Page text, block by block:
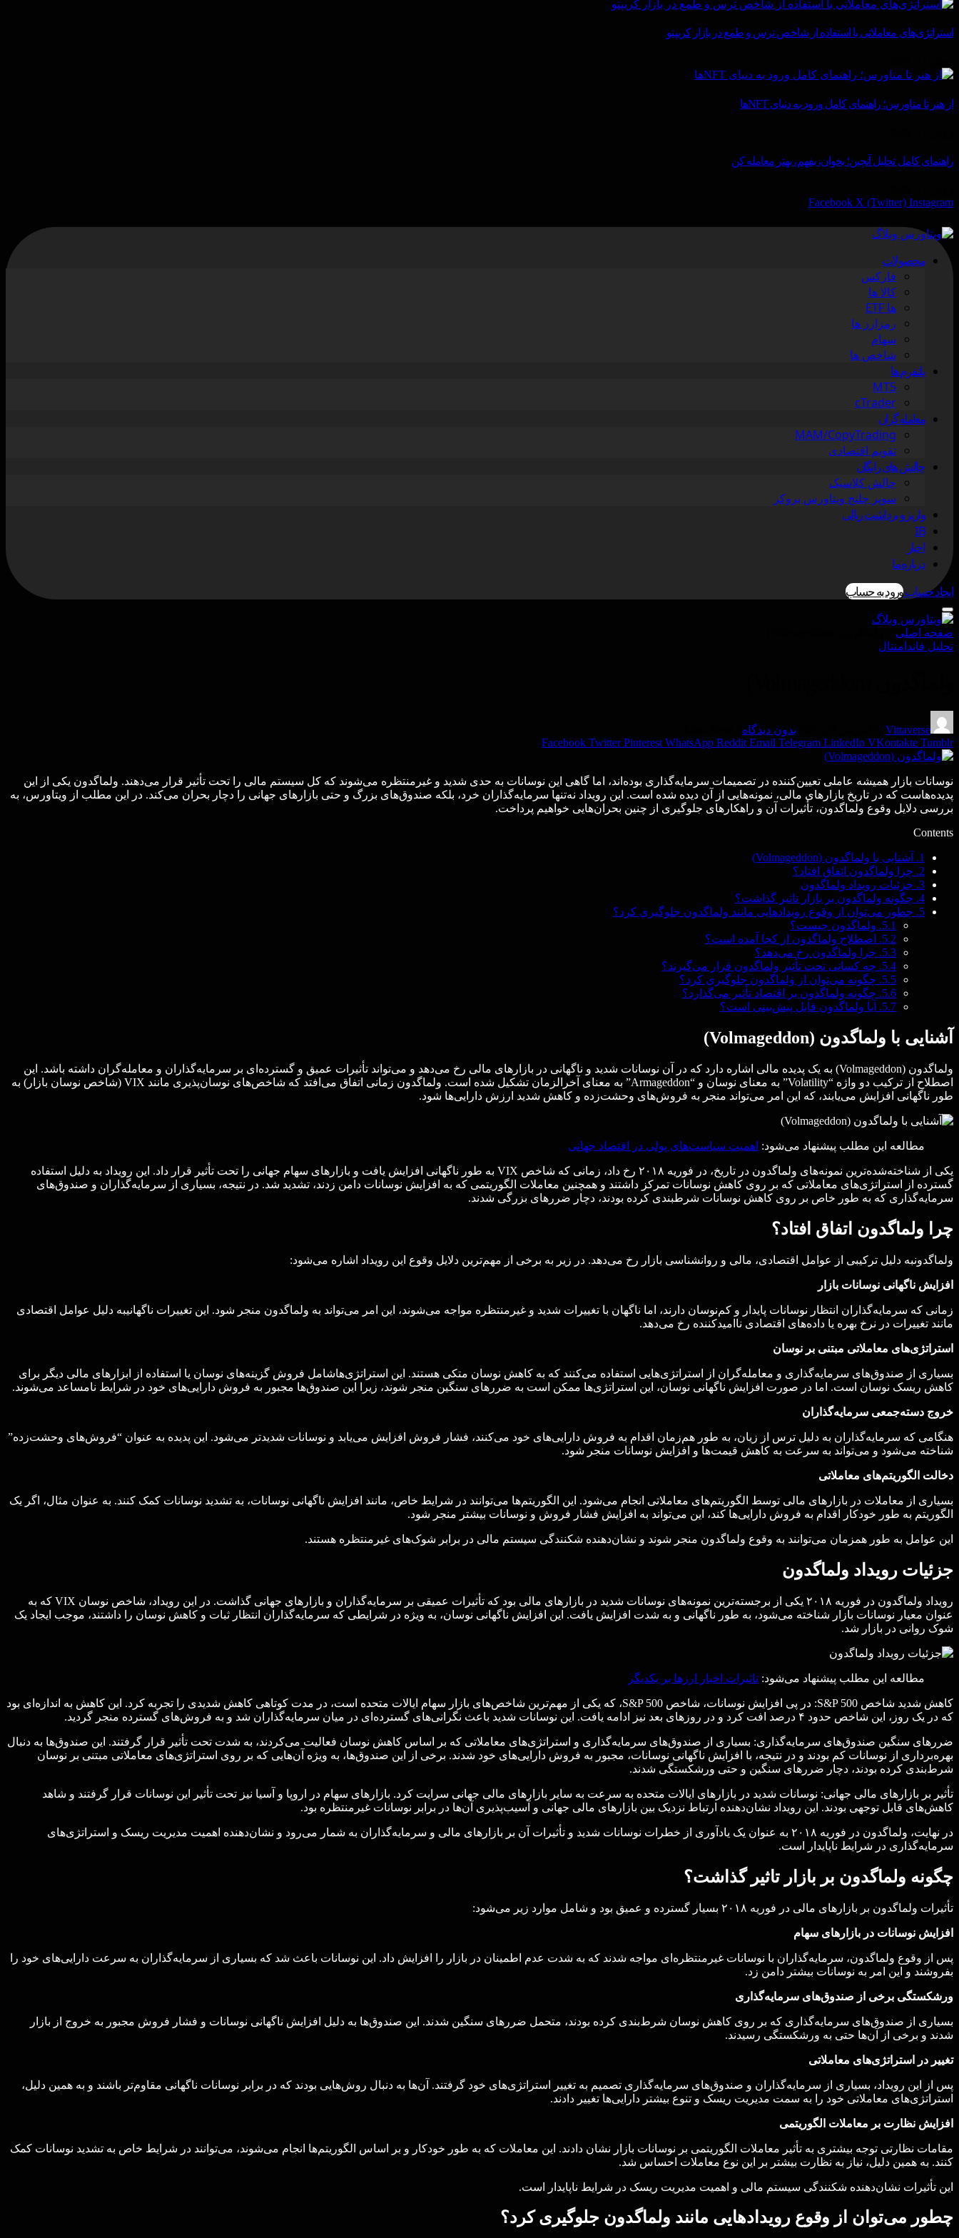
استراتژی‌های معاملاتی با استفاده از شاخص ترس و طمع در بازار کریپتو
از هنر تا متاورس؛ راهنمای کامل ورود به دنیای NFTها
راهنمای کامل تحلیل آنچین؛ بخوان، بفهم، بهتر معامله کن
Facebook X (Twitter) Instagram
محصولات
فارکس
کالا ها
ها ETF
رمزارز ها
سهام
شاخص ها
پلتفرم ها
MT5
cTrader
معامله گران
MAM/CopyTrading
تقویم اقتصادی
چالش های رایگان
چالش کلاسیک
سوپر چلنج ویتاورس بروکر
واریز و برداشت ریالی
IB
اخبار
درباره ما
ایجاد حسابورود به حساب
صفحه اصلی
تحليل فاندامنتال
Vittaverse بدون دیدگاه
Facebook Twitter Pinterest WhatsApp Reddit Email Telegram LinkedIn VKontakte Tumblr
نوسانات بازار همیشه عاملی تعیین‌کننده در تصمیمات سرمایه‌گذاری بوده‌اند، اما گاهی این نوسانات به حدی شدید و غیرمنتظره می‌شوند که کل سیستم مالی را تحت تأثیر قرار می‌دهند. ولماگدون یکی از این
پدیده‌هاست که در تاریخ بازارهای مالی، نمونه‌هایی از آن دیده شده است. این رویداد نه‌تنها سرمایه‌گذاران خرد، بلکه صندوق‌های بزرگ و حتی بازارهای جهانی را دچار بحران می‌کند. در این مطلب از ویتاورس، به
بررسی دلایل وقوع ولماگدون، تأثیرات آن و راهکارهای جلوگیری از چنین بحران‌هایی خواهیم پرداخت.
Contents
1.
آشنایی با ولماگدون (Volmageddon)
2. چرا ولماگدون اتفاق افتاد؟
3. جزئیات رویداد ولماگدون
4. چگونه ولماگدون بر بازار تاثیر گذاشت؟
5. چطور می‌توان از وقوع رویدادهایی مانند ولماگدون جلوگیری کرد؟
5.1. ولماگدون چیست؟
5.2.
اصطلاح ولماگدون از کجا آمده است؟
5.3. چرا ولماگدون رخ می‌دهد؟
5.4. چه کسانی تحت تأثیر ولماگدون قرار می‌گیرند؟
5.5. چگونه می‌توان از ولماگدون جلوگیری کرد؟
5.6. چگونه ولماگدون بر اقتصاد تأثیر می‌گذارد؟
5.7.
آیا ولماگدون قابل پیش‌بینی است؟
آشنایی با ولماگدون (Volmageddon)
ولماگدون (Volmageddon) به یک پدیده مالی اشاره دارد که در آن نوسانات شدید و ناگهانی در بازارهای مالی رخ می‌دهد و می‌تواند تأثیرات عمیق و گسترده‌ای بر سرمایه‌گذاران و معامله‌گران داشته باشد. این
اصطلاح از ترکیب دو واژه “Volatility” به معنای نوسان و “Armageddon” به معنای آخرالزمان تشکیل شده است. ولماگدون زمانی اتفاق می‌افتد که شاخص‌های نوسان‌پذیری مانند VIX (شاخص نوسان بازار) به
طور ناگهانی افزایش می‌یابند، که این امر می‌تواند منجر به فروش‌های وحشت‌زده و کاهش شدید ارزش دارایی‌ها شود.
مطالعه این مطلب پیشنهاد می‌شود: اهمیت سیاست‌های پولی در اقتصاد جهانی
یکی از شناخته‌شده‌ترین نمونه‌های ولماگدون در تاریخ، در فوریه ۲۰۱۸ رخ داد، زمانی که شاخص VIX به طور ناگهانی افزایش یافت و بازارهای سهام جهانی را تحت تأثیر قرار داد. این رویداد به دلیل استفاده
گسترده از استراتژی‌های معاملاتی که بر روی کاهش نوسانات تمرکز داشتند و همچنین معاملات الگوریتمی که به افزایش نوسانات دامن زدند، تشدید شد. در نتیجه، بسیاری از سرمایه‌گذاران و صندوق‌های
سرمایه‌گذاری که به طور خاص بر روی کاهش نوسانات شرطبندی کرده بودند، دچار ضررهای بزرگی شدند.
چرا ولماگدون اتفاق افتاد؟
ولماگدونبه دلیل ترکیبی از عوامل اقتصادی، مالی و روانشناسی بازار رخ می‌دهد. در زیر به برخی از مهم‌ترین دلایل وقوع این رویداد اشاره می‌شود:
افزایش ناگهانی نوسانات بازار
زمانی که سرمایه‌گذاران انتظار نوسانات پایدار و کم‌نوسان دارند، اما ناگهان با تغییرات شدید و غیرمنتظره مواجه می‌شوند، این امر می‌تواند به ولماگدون منجر شود. این تغییرات ناگهانیبه دلیل عوامل اقتصادی
مانند تغییرات در نرخ بهره یا داده‌های اقتصادی ناامیدکننده رخ می‌دهد.
استراتژی‌های معاملاتی مبتنی بر نوسان
بسیاری از صندوق‌های سرمایه‌گذاری و معامله‌گران از استراتژی‌هایی استفاده می‌کنند که به کاهش نوسان متکی هستند. این استراتژی‌هاشامل فروش گزینه‌های نوسان یا استفاده از ابزارهای مالی دیگر برای
کاهش ریسک نوسان است. اما در صورت افزایش ناگهانی نوسان، این استراتژی‌ها ممکن است به ضررهای سنگین منجر شوند، زیرا این صندوق‌ها مجبور به فروش دارایی‌های خود در شرایط نامساعد می‌شوند.
خروج دسته‌جمعی سرمایه‌گذاران
هنگامی که سرمایه‌گذاران به دلیل ترس از زیان، به طور هم‌زمان اقدام به فروش دارایی‌های خود می‌کنند، فشار فروش افزایش می‌یابد و نوسانات شدیدتر می‌شود. این پدیده به عنوان “فروش‌های وحشت‌زده”
شناخته می‌شود و می‌تواند به سرعت به کاهش قیمت‌ها و افزایش نوسانات منجر شود.
دخالت الگوریتم‌های معاملاتی
بسیاری از معاملات در بازارهای مالی توسط الگوریتم‌های معاملاتی انجام می‌شود. این الگوریتم‌ها می‌توانند در شرایط خاص، مانند افزایش ناگهانی نوسانات، به تشدید نوسانات کمک کنند. به عنوان مثال، اگر یک
الگوریتم به طور خودکار اقدام به فروش دارایی‌ها کند، این می‌تواند به افزایش فشار فروش و نوسانات بیشتر منجر شود.
این عوامل به طور همزمان می‌توانند به وقوع ولماگدون منجر شوند و نشان‌دهنده شکنندگی سیستم مالی در برابر شوک‌های غیرمنتظره هستند.
جزئیات رویداد ولماگدون
رویداد ولماگدون در فوریه ۲۰۱۸ یکی از برجسته‌ترین نمونه‌های نوسانات شدید در بازارهای مالی بود که تأثیرات عمیقی بر سرمایه‌گذاران و بازارهای جهانی گذاشت. در این رویداد، شاخص نوسان VIX که به
عنوان معیار نوسانات بازار شناخته می‌شود، به طور ناگهانی و به شدت افزایش یافت. این افزایش ناگهانی نوسان، به ویژه در شرایطی که سرمایه‌گذاران انتظار ثبات و کاهش نوسان را داشتند، موجب ایجاد یک
شوک روانی در بازار شد.
مطالعه این مطلب پیشنهاد می‌شود: تاثیرات اخبار ارزها بر یکدیگر
کاهش شدید شاخص S&P 500: در پی افزایش نوسانات، شاخص S&P 500، که یکی از مهم‌ترین شاخص‌های بازار سهام ایالات متحده است، در مدت کوتاهی کاهش شدیدی را تجربه کرد. این کاهش به اندازه‌ای بود
که در یک روز، این شاخص حدود ۴ درصد افت کرد و در روزهای بعد نیز ادامه یافت. این نوسانات شدید باعث نگرانی‌های گسترده‌ای در میان سرمایه‌گذاران شد و به فروش‌های گسترده منجر گردید.
ضررهای سنگین صندوق‌های سرمایه‌گذاری: بسیاری از صندوق‌های سرمایه‌گذاری و استراتژی‌های معاملاتی که بر اساس کاهش نوسان فعالیت می‌کردند، به شدت تحت تأثیر قرار گرفتند. این صندوق‌ها به دنبال
بهره‌برداری از نوسانات کم بودند و در نتیجه، با افزایش ناگهانی نوسانات، مجبور به فروش دارایی‌های خود شدند. برخی از این صندوق‌ها، به ویژه آن‌هایی که بر روی استراتژی‌های معاملاتی مبتنی بر نوسان
شرط‌بندی کرده بودند، دچار ضررهای سنگین و حتی ورشکستگی شدند.
تأثیر بر بازارهای مالی جهانی: نوسانات شدید در بازارهای ایالات متحده به سرعت به سایر بازارهای مالی جهانی سرایت کرد. بازارهای سهام در اروپا و آسیا نیز تحت تأثیر این نوسانات قرار گرفتند و شاهد
کاهش‌های قابل توجهی بودند. این رویداد نشان‌دهنده ارتباط نزدیک بین بازارهای مالی جهانی و آسیب‌پذیری آن‌ها در برابر نوسانات غیرمنتظره بود.
در نهایت، ولماگدون در فوریه ۲۰۱۸ به عنوان یک یادآوری از خطرات نوسانات شدید و تأثیرات آن بر بازارهای مالی و سرمایه‌گذاران به شمار می‌رود و نشان‌دهنده اهمیت مدیریت ریسک و استراتژی‌های
سرمایه‌گذاری در شرایط ناپایدار است.
چگونه ولماگدون بر بازار تاثیر گذاشت؟
تأثیرات ولماگدون بر بازارهای مالی در فوریه ۲۰۱۸ بسیار گسترده و عمیق بود و شامل موارد زیر می‌شود:
افزایش نوسانات در بازارهای سهام
پس از وقوع ولماگدون، سرمایه‌گذاران با نوسانات غیرمنتظره‌ای مواجه شدند که به شدت عدم اطمینان در بازار را افزایش داد. این نوسانات باعث شد که بسیاری از سرمایه‌گذاران به سرعت دارایی‌های خود را
بفروشند و این امر به نوسانات بیشتر دامن زد.
ورشکستگی برخی از صندوق‌های سرمایه‌گذاری
بسیاری از صندوق‌های سرمایه‌گذاری که بر روی کاهش نوسان شرط‌بندی کرده بودند، متحمل ضررهای سنگین شدند. این صندوق‌ها به دلیل افزایش ناگهانی نوسانات و فشار فروش مجبور به خروج از بازار
شدند و برخی از آن‌ها حتی به ورشکستگی رسیدند.
تغییر در استراتژی‌های معاملاتی
پس از این رویداد، بسیاری از سرمایه‌گذاران و صندوق‌های سرمایه‌گذاری تصمیم به تغییر استراتژی‌های خود گرفتند. آن‌ها به دنبال روش‌هایی بودند که در برابر نوسانات ناگهانی مقاوم‌تر باشند و به همین دلیل،
استراتژی‌های معاملاتی خود را به سمت مدیریت ریسک و تنوع بیشتر دارایی‌ها تغییر دادند.
افزایش نظارت بر معاملات الگوریتمی
مقامات نظارتی توجه بیشتری به تأثیر معاملات الگوریتمی بر نوسانات بازار نشان دادند. این معاملات که به طور خودکار و بر اساس الگوریتم‌ها انجام می‌شوند، می‌توانند در شرایط خاص به تشدید نوسانات کمک
کنند. به همین دلیل، نیاز به نظارت بیشتر بر این نوع معاملات احساس شد.
این تأثیرات نشان‌دهنده شکنندگی سیستم مالی و اهمیت مدیریت ریسک در شرایط ناپایدار است.
چطور می‌توان از وقوع رویدادهایی مانند ولماگدون جلوگیری کرد؟